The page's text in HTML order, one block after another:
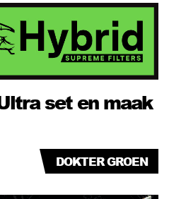
set en maak
DOKTER GROEN